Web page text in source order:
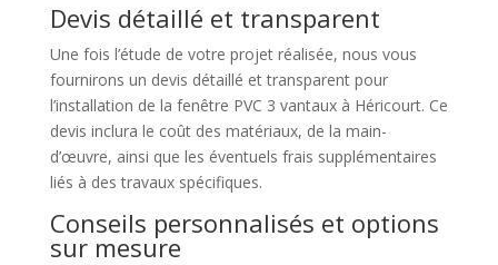
Devis détaillé et transparent
Une fois l’étude de votre projet réalisée, nous vous
fournirons un devis détaillé et transparent pour
l’installation de la fenêtre PVC 3 vantaux à Héricourt. Ce
devis inclura le coût des matériaux, de la main-
d’œuvre, ainsi que les éventuels frais supplémentaires
liés à des travaux spécifiques.
Conseils personnalisés et options
sur mesure